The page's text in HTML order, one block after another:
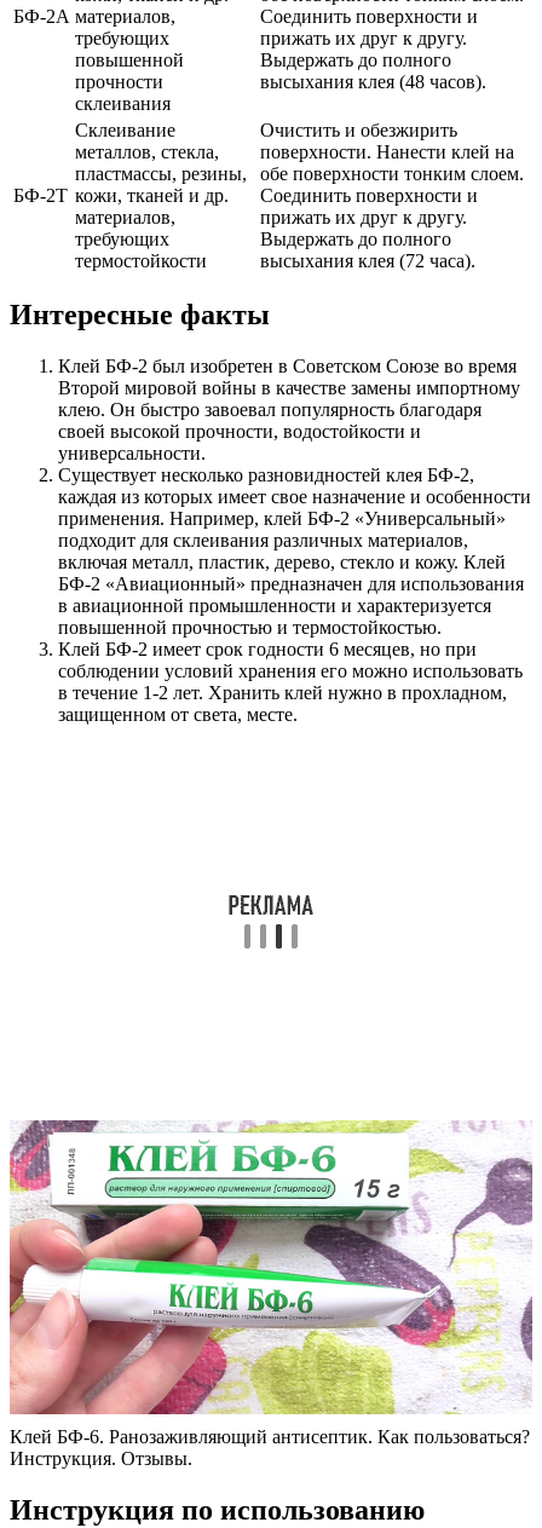
БФ-2А материалов,
требующих
повышенной
прочности
склеивания
Соединить поверхности и
прижать их друг к другу.
Выдержать до полного
высыхания клея (48 часов).
БФ-2Т
Склеивание
металлов, стекла,
пластмассы, резины,
кожи, тканей и др.
материалов,
требующих
термостойкости
Очистить и обезжирить
поверхности. Нанести клей на
обе поверхности тонким слоем.
Соединить поверхности и
прижать их друг к другу.
Выдержать до полного
высыхания клея (72 часа).
Интересные факты
Клей БФ-2 был изобретен в Советском Союзе во время
Второй мировой войны в качестве замены импортному
клею. Он быстро завоевал популярность благодаря
своей высокой прочности, водостойкости и
универсальности.
Существует несколько разновидностей клея БФ-2,
каждая из которых имеет свое назначение и особенности
применения. Например, клей БФ-2 «Универсальный»
подходит для склеивания различных материалов,
включая металл, пластик, дерево, стекло и кожу. Клей
БФ-2 «Авиационный» предназначен для использования
в авиационной промышленности и характеризуется
повышенной прочностью и термостойкостью.
Клей БФ-2 имеет срок годности 6 месяцев, но при
соблюдении условий хранения его можно использовать
в течение 1-2 лет. Хранить клей нужно в прохладном,
защищенном от света, месте.
Клей БФ-6. Ранозаживляющий антисептик. Как пользоваться?
Инструкция. Отзывы.
Инструкция по использованию